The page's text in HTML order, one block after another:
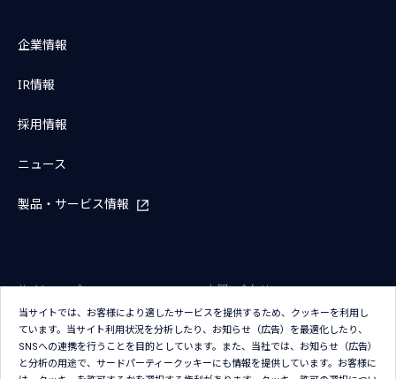
企業情報
IR情報
採用情報
ニュース
製品・サービス情報
サイトマップ
お問い合わせ
サイトのご利用条件
プライバシーポリシー
アクセシビリティポリシー
クッキー（Cookie）ポリシー
当サイトでは、お客様により適したサービスを提供するため、クッキーを利用し
ています。当サイト利用状況を分析したり、お知らせ（広告）を最適化したり、
SNSへの連携を行うことを目的としています。また、当社では、お知らせ（広告）
と分析の用途で、サードパーティークッキーにも情報を提供しています。お客様に